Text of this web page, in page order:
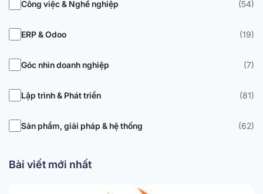
Bài viết mới nhất
Công việc & Nghề nghiệp (54)
ERP & Odoo (19)
Góc nhìn doanh nghiệp (7)
Lập trình & Phát triển (81)
Sản phẩm, giải pháp & hệ thống (62)